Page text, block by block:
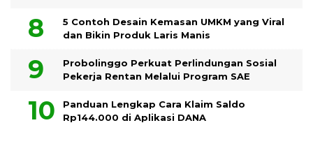
5 Contoh Desain Kemasan UMKM yang Viral
dan Bikin Produk Laris Manis
Probolinggo Perkuat Perlindungan Sosial
Pekerja Rentan Melalui Program SAE
Panduan Lengkap Cara Klaim Saldo
Rp144.000 di Aplikasi DANA